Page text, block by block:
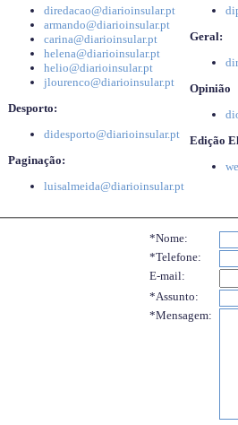
diredacao@diarioinsular.pt
armando@diarioinsular.pt
carina@diarioinsular.pt
helena@diarioinsular.pt
helio@diarioinsular.pt
jlourenco@diarioinsular.pt
Desporto:
didesporto@diarioinsular.pt
Paginação:
luisalmeida@diarioinsular.pt
Geral:
Opinião
Edição
*Nome:
*Telefone:
E-mail:
*Assunto:
*Mensagem: